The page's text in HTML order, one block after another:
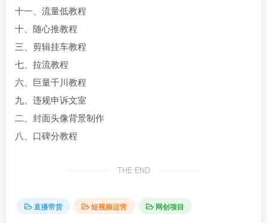
十一、流量低教程
十、随心推教程
三、剪辑挂车教程
七、拉流教程
六、巨量千川教程
九、违规申诉文室
二、封面头像背景制作
八、口碑分教程
THE END
直播带货 短视频运营 网创项目